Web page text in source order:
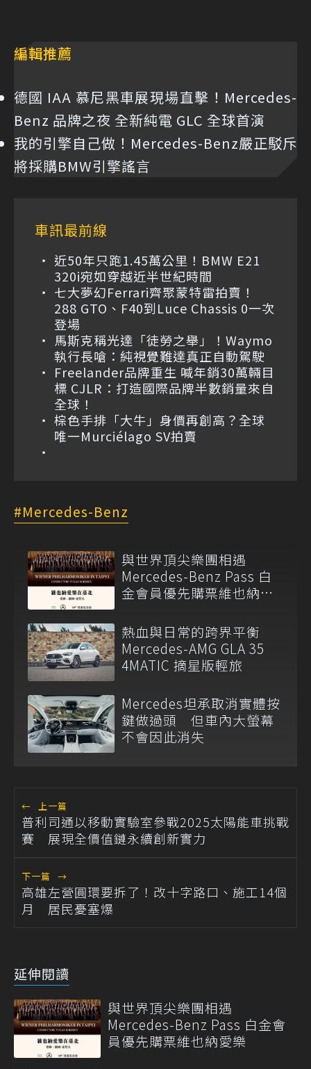
編輯推薦
德國 IAA 慕尼黑車展現場直擊！Mercedes-
Benz 品牌之夜 全新純電 GLC 全球首演
我的引擎自己做！Mercedes-Benz嚴正駁斥
將採購BMW引擎謠言
車訊最前線
近50年只跑1.45萬公里！BMW E21
320i宛如穿越近半世紀時間
七大夢幻Ferrari齊聚蒙特雷拍賣！
288 GTO、F40到Luce Chassis 0一次
登場
馬斯克稱光達「徒勞之舉」！Waymo
執行長嗆：純視覺難達真正自動駕駛
Freelander品牌重生 喊年銷30萬輛目
標 CJLR：打造國際品牌半數銷量來自
全球！
棕色手排「大牛」身價再創高？全球
唯一Murciélago SV拍賣
Mercedes-Benz
與世界頂尖樂團相遇
Mercedes-Benz Pass 白
金會員優先購票維也納愛
熱血與日常的跨界平衡
Mercedes-AMG GLA 35
4MATIC 摘星版輕旅
Mercedes坦承取消實體按
鍵做過頭 但車內大螢幕
不會因此消失
← 上一篇
普利司通以移動實驗室參戰2025太陽能車挑戰
賽 展現全價值鏈永續創新實力
下一篇 →
高雄左營圓環要拆了！改十字路口、施工14個
月 居民憂塞爆
延伸閱讀
與世界頂尖樂團相遇
Mercedes-Benz Pass 白金會
員優先購票維也納愛樂